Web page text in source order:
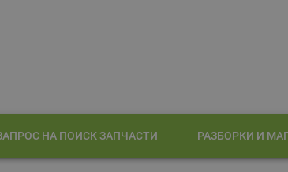
НА ПОИСК ЗАПЧАСТИ РАЗБОРКИ И